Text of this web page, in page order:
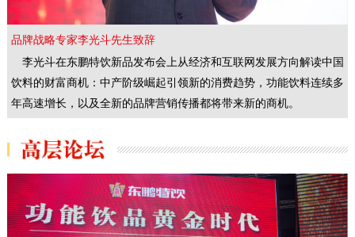
品牌战略专家李光斗先生致辞
李光斗在东鹏特饮新品发布会上从经济和互联网发展方向解读中国
饮料的财富商机：中产阶级崛起引领新的消费趋势，功能饮料连续多
年高速增长，以及全新的品牌营销传播都将带来新的商机。